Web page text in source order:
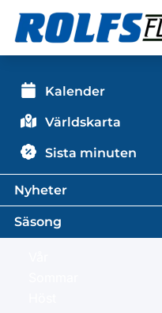
Kalender
Världskarta
Sista minuten
Nyheter
Säsong